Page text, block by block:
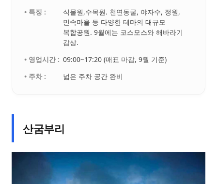
• 특징 :
식물원,수목원. 천연동굴, 야자수, 정원,
민속마을 등 다양한 테마의 대규모
복합공원. 9월에는 코스모스와 해바라기
감상.
• 영업시간 : 09:00~17:20 (매표 마감, 9월 기준)
• 주차 :
넓은 주차 공간 완비
산굼부리